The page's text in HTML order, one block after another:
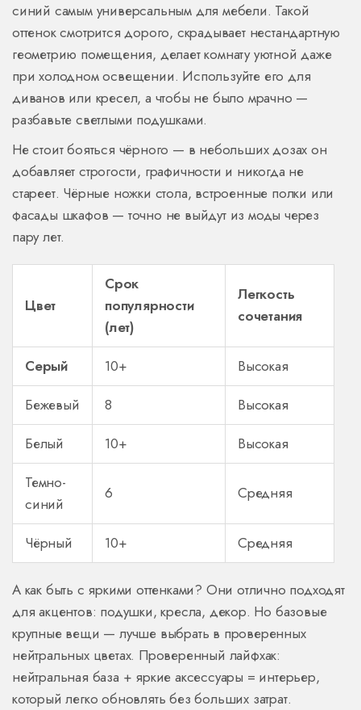
синий самым универсальным для мебели. Такой
оттенок смотрится дорого, скрадывает нестандартную
геометрию помещения, делает комнату уютной даже
при холодном освещении. Используйте его для
диванов или кресел, а чтобы не было мрачно —
разбавьте светлыми подушками.
Не стоит бояться чёрного — в небольших дозах он
добавляет строгости, графичности и никогда не
стареет. Чёрные ножки стола, встроенные полки или
фасады шкафов — точно не выйдут из моды через
пару лет.
Цвет
Срок
популярности
(лет)
Легкость
сочетания
Серый 10+
Высокая
Бежевый
8
Высокая
Белый
10+
Высокая
Темно-
синий
6 Средняя
Чёрный 10+ Средняя
А как быть с яркими оттенками? Они отлично подходят
для акцентов: подушки, кресла, декор. Но базовые
крупные вещи — лучше выбрать в проверенных
нейтральных цветах. Проверенный лайфхак:
нейтральная база + яркие аксессуары = интерьер,
который легко обновлять без больших затрат.